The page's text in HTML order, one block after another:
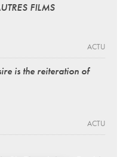
FILMS
ACTU
is the reiteration of
ACTU